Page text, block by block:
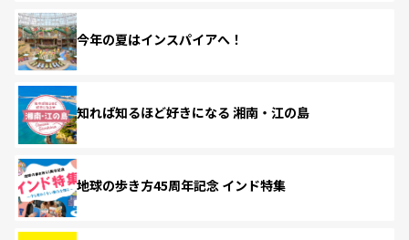
今年の夏はインスパイアへ！
知れば知るほど好きになる 湘南・江の島
地球の歩き方45周年記念 インド特集